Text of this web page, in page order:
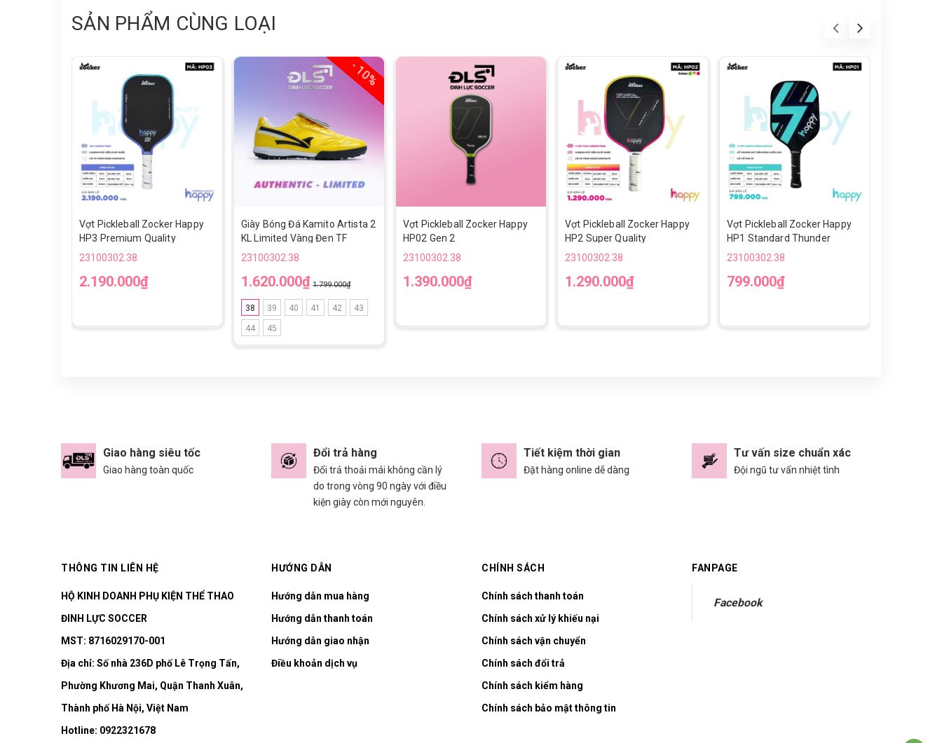
SẢN PHẨM CÙNG LOẠI
Vợt Pickleball Zocker Happy
HP3 Premium Quality
23100302.38
2.190.000₫
- 10%
Giày Bóng Đá Kamito Artista 2
KL Limited Vàng Đen TF
23100302.38
1.620.000₫ 1.799.000₫
38 39 40 41 42 43
44 45
Vợt Pickleball Zocker Happy
HP02 Gen 2
23100302.38
1.390.000₫
Vợt Pickleball Zocker Happy
HP2 Super Quality
23100302.38
1.290.000₫
Vợt Pickleball Zocker Happy
HP1 Standard Thunder
23100302.38
799.000₫
Giao hàng siêu tốc
Giao hàng toàn quốc
Đổi trả hàng
Đổi trả thoải mái không cần lý
do trong vòng 90 ngày với điều
kiện giày còn mới nguyên.
Tiết kiệm thời gian
Đặt hàng online dễ dàng
Tư vấn size chuẩn xác
Đội ngũ tư vấn nhiệt tình
THÔNG TIN LIÊN HỆ
HỘ KINH DOANH PHỤ KIỆN THỂ THAO
ĐINH LỰC SOCCER
MST: 8716029170-001
Địa chỉ: Số nhà 236D phố Lê Trọng Tấn,
Phường Khương Mai, Quận Thanh Xuân,
Thành phố Hà Nội, Việt Nam
Hotline: 0922321678
HƯỚNG DẪN
Hướng dẫn mua hàng
Hướng dẫn thanh toán
Hướng dẫn giao nhận
Điều khoản dịch vụ
CHÍNH SÁCH
Chính sách thanh toán
Chính sách xử lý khiếu nại
Chính sách vận chuyển
Chính sách đổi trả
Chính sách kiểm hàng
Chính sách bảo mật thông tin
FANPAGE
Facebook